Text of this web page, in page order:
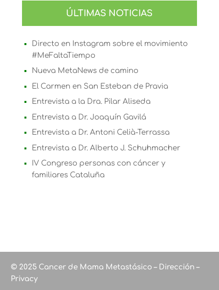
ÚLTIMAS NOTICIAS
Directo en Instagram sobre el movimiento
#MeFaltaTiempo
Nueva MetaNews de camino
El Carmen en San Esteban de Pravia
Entrevista a la Dra. Pilar Aliseda
Entrevista a Dr. Joaquín Gavilá
Entrevista a Dr. Antoni Celià-Terrassa
Entrevista a Dr. Alberto J. Schuhmacher
IV Congreso personas con cáncer y
familiares Cataluña
© 2025 Cancer de Mama Metastásico – Dirección –
Privacy